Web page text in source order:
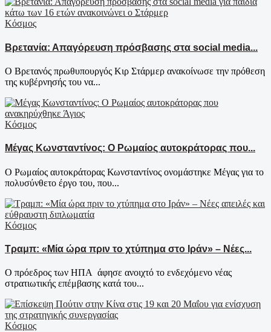
Κόσμος
Βρετανία: Απαγόρευση πρόσβασης στα social media...
Ο Βρετανός πρωθυπουργός Κιρ Στάρμερ ανακοίνωσε την πρόθεση
της κυβέρνησής του να...
Κόσμος
Μέγας Κωνσταντίνος: Ο Ρωμαίος αυτοκράτορας που...
Ο Ρωμαίος αυτοκράτορας Κωνσταντίνος ονομάστηκε Μέγας για το
πολυσύνθετο έργο του, που...
Κόσμος
Τραμπ: «Μία ώρα πριν το χτύπημα στο Ιράν» – Νέες...
Ο πρόεδρος των ΗΠΑ άφησε ανοιχτό το ενδεχόμενο νέας
στρατιωτικής επέμβασης κατά του...
Κόσμος